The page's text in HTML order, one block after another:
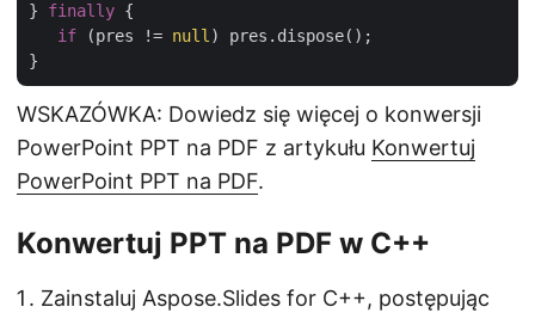
} finally {
if (pres != null) pres.dispose();
WSKAZÓWKA: Dowiedz się więcej o konwersji
PowerPoint PPT na PDF z artykułu Konwertuj
PowerPoint PPT na PDF.
Konwertuj PPT na PDF w C++
Zainstaluj Aspose.Slides for C++, postępując